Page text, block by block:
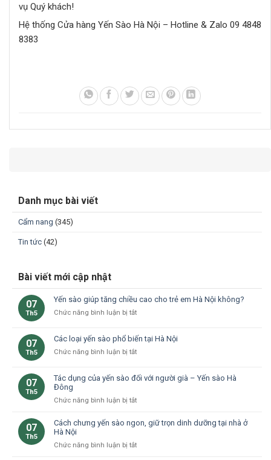
vụ Quý khách!
Hệ thống Cửa hàng Yến Sào Hà Nội – Hotline & Zalo 09 4848
8383
Danh mục bài viết
Cẩm nang (345)
Tin tức (42)
Bài viết mới cập nhật
07
Th5
Yến sào giúp tăng chiều cao cho trẻ em Hà Nội không?
Chức năng bình luận bị tắtở
giúp
tăng
cao
em
Nội
07
Th5
Các loại yến sào phổ biến tại Hà Nội
Chức năng bình luận bị tắtở
yến
phổ
tại
Nội
07
Th5
Tác dụng của yến sào đối với người già – Yến sào Hà
Đông
Chức năng bình luận bị tắtở
dụng
07
Th5
Cách chưng yến sào ngon, giữ trọn dinh dưỡng tại nhà ở
Hà Nội
Chức năng bình luận bị tắtở